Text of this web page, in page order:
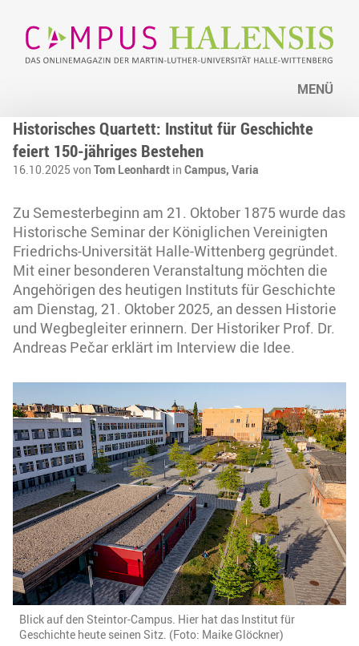
MENÜ
Historisches Quartett: Institut für Geschichte
feiert 150-jähriges Bestehen
16.10.2025 von Tom Leonhardt in Campus, Varia
Zu Semesterbeginn am 21. Oktober 1875 wurde das
Historische Seminar der Königlichen Vereinigten
Friedrichs-Universität Halle-Wittenberg gegründet.
Mit einer besonderen Veranstaltung möchten die
Angehörigen des heutigen Instituts für Geschichte
am Dienstag, 21. Oktober 2025, an dessen Historie
und Wegbegleiter erinnern. Der Historiker Prof. Dr.
Andreas Pečar erklärt im Interview die Idee.
Blick auf den Steintor-Campus. Hier hat das Institut für
Geschichte heute seinen Sitz. (Foto: Maike Glöckner)